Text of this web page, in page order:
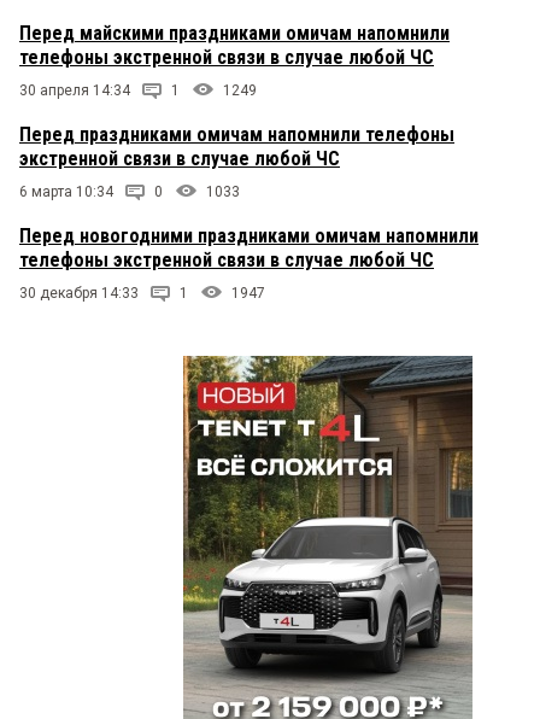
Перед майскими праздниками омичам напомнили
телефоны экстренной связи в случае любой ЧС
30 апреля 14:34 1 1249
Перед праздниками омичам напомнили телефоны
экстренной связи в случае любой ЧС
6 марта 10:34 0 1033
Перед новогодними праздниками омичам напомнили
телефоны экстренной связи в случае любой ЧС
30 декабря 14:33 1 1947